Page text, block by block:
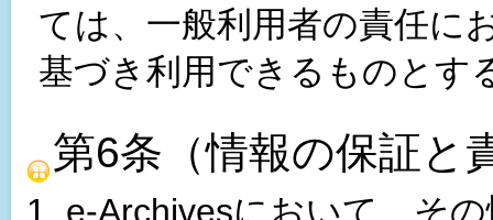
ては、一般利用者の責任に
基づき利用できるものとす
第6条（情報の保証と
e-Archivesにおいて、そ